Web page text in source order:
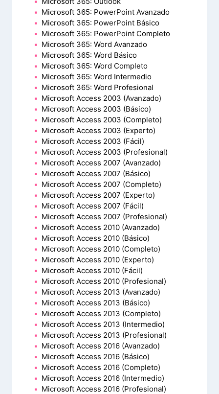
Microsoft 365: PowerPoint Avanzado
Microsoft 365: PowerPoint Básico
Microsoft 365: PowerPoint Completo
Microsoft 365: Word Avanzado
Microsoft 365: Word Básico
Microsoft 365: Word Completo
Microsoft 365: Word Intermedio
Microsoft 365: Word Profesional
Microsoft Access 2003 (Avanzado)
Microsoft Access 2003 (Básico)
Microsoft Access 2003 (Completo)
Microsoft Access 2003 (Experto)
Microsoft Access 2003 (Fácil)
Microsoft Access 2003 (Profesional)
Microsoft Access 2007 (Avanzado)
Microsoft Access 2007 (Básico)
Microsoft Access 2007 (Completo)
Microsoft Access 2007 (Experto)
Microsoft Access 2007 (Fácil)
Microsoft Access 2007 (Profesional)
Microsoft Access 2010 (Avanzado)
Microsoft Access 2010 (Básico)
Microsoft Access 2010 (Completo)
Microsoft Access 2010 (Experto)
Microsoft Access 2010 (Fácil)
Microsoft Access 2010 (Profesional)
Microsoft Access 2013 (Avanzado)
Microsoft Access 2013 (Básico)
Microsoft Access 2013 (Completo)
Microsoft Access 2013 (Intermedio)
Microsoft Access 2013 (Profesional)
Microsoft Access 2016 (Avanzado)
Microsoft Access 2016 (Básico)
Microsoft Access 2016 (Completo)
Microsoft Access 2016 (Intermedio)
Microsoft Access 2016 (Profesional)